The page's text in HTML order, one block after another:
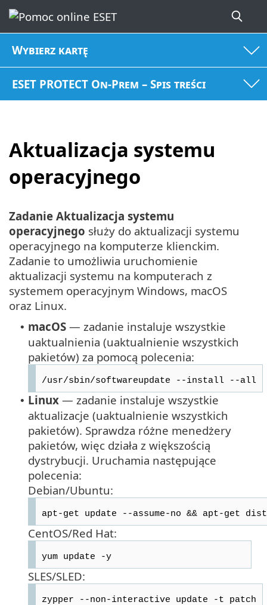
Wybierz kartę
ESET PROTECT On-Prem – Spis treści
Aktualizacja systemu
operacyjnego
Zadanie Aktualizacja systemu
operacyjnego służy do aktualizacji systemu
operacyjnego na komputerze klienckim.
Zadanie to umożliwia uruchomienie
aktualizacji systemu na komputerach z
systemem operacyjnym Windows, macOS
oraz Linux.
• macOS — zadanie instaluje wszystkie
uaktualnienia (uaktualnienie wszystkich
pakietów) za pomocą polecenia:
/usr/sbin/softwareupdate --install --all
• Linux — zadanie instaluje wszystkie
aktualizacje (uaktualnienie wszystkich
pakietów). Sprawdza różne menedżery
pakietów, więc działa z większością
dystrybucji. Uruchamia następujące
polecenia:
Debian/Ubuntu:
apt-get update --assume-no && apt-get
CentOS/Red Hat:
yum update -y
SLES/SLED:
zypper --non-interactive update -t patch